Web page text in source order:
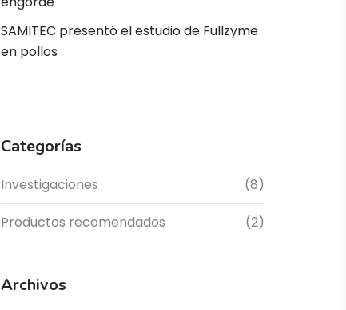
SAMITEC presentó el estudio de Fullzyme
en pollos
Categorías
Investigaciones (8)
Productos recomendados (2)
Archivos